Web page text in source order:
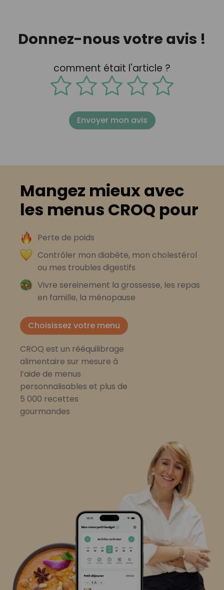
Donnez-nous votre avis !
comment était l'article ?
Envoyer mon avis
Mangez mieux avec
les menus CROQ pour
Perte de poids
Contrôler mon diabète, mon cholestérol
ou mes troubles digestifs
Vivre sereinement la grossesse, les repas
en famille, la ménopause
Choisissez votre menu
CROQ est un rééquilibrage
alimentaire sur mesure à
l’aide de menus
personnalisables et plus de
5 000 recettes
gourmandes